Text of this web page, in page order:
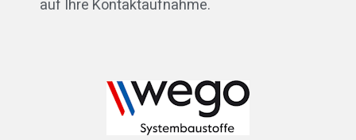
auf Ihre Kontaktaufnahme.